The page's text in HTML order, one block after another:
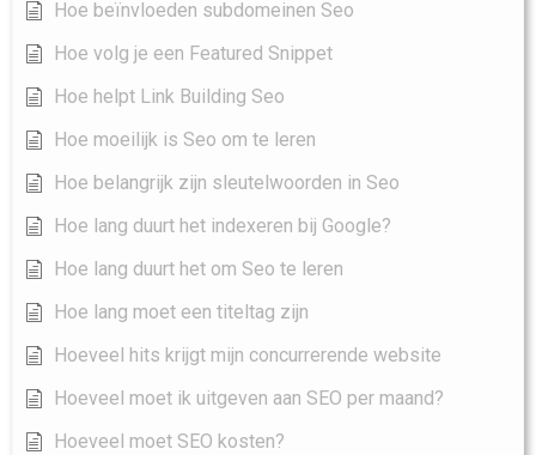
Hoe beïnvloeden subdomeinen Seo
Hoe volg je een Featured Snippet
Hoe helpt Link Building Seo
Hoe moeilijk is Seo om te leren
Hoe belangrijk zijn sleutelwoorden in Seo
Hoe lang duurt het indexeren bij Google?
Hoe lang duurt het om Seo te leren
Hoe lang moet een titeltag zijn
Hoeveel hits krijgt mijn concurrerende website
Hoeveel moet ik uitgeven aan SEO per maand?
Hoeveel moet SEO kosten?